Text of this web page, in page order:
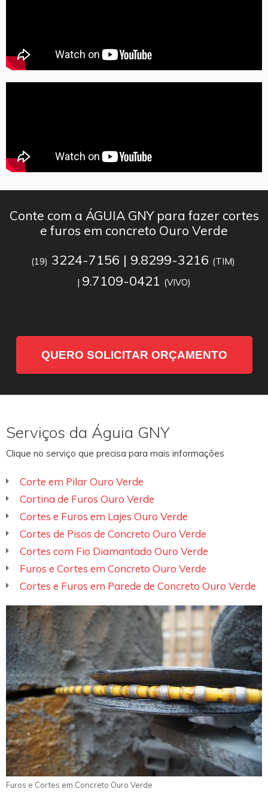
Conte com a ÁGUIA GNY para fazer cortes
e furos em concreto Ouro Verde
(19) 3224-7156 | 9.8299-3216 (TIM)
| 9.7109-0421 (VIVO)
QUERO SOLICITAR ORÇAMENTO
Serviços da Águia GNY
Clique no serviço que precisa para mais informações
Corte em Pilar Ouro Verde
Cortina de Furos Ouro Verde
Cortes e Furos em Lajes Ouro Verde
Cortes de Pisos de Concreto Ouro Verde
Cortes com Fio Diamantado Ouro Verde
Furos e Cortes em Concreto Ouro Verde
Cortes e Furos em Parede de Concreto Ouro Verde
Furos e Cortes em Concreto Ouro Verde